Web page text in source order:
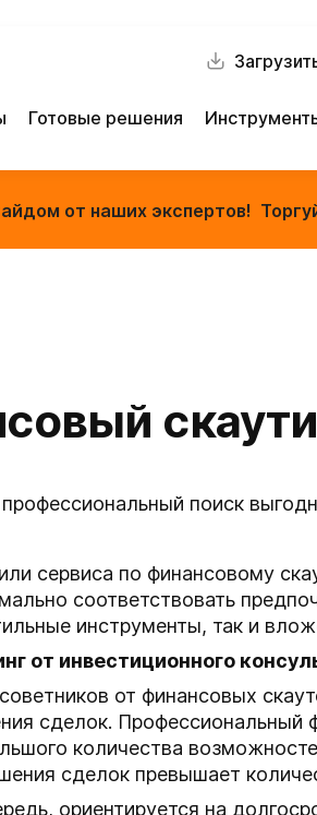
Готовые решения
от наших экспертов!
поиск
сервиса по финансовому
соответствовать
инструменты, так и
от инвестиционного
от финансовых
сделок. Профессиональный
количества
сделок превышает
ориентируется на